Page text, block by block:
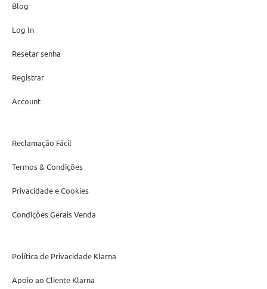
Blog
Log In
Resetar senha
Registrar
Account
Reclamação Fácil
Termos & Condições
Privacidade e Cookies
Condições Gerais Venda
Política de Privacidade Klarna
Apoio ao Cliente Klarna